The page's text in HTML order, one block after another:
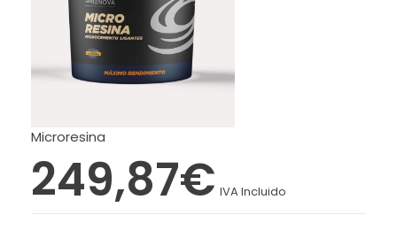
Microresina
249,87€ IVA Incluido